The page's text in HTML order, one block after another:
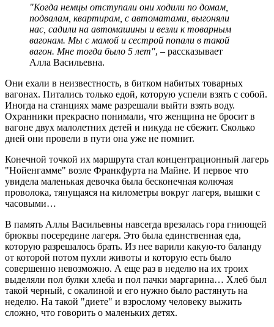
"Когда немцы отступали они ходили по домам,
подвалам, квартирам, с автоматами, выгоняли
нас, садили на автомашины и везли к товарным
вагонам. Мы с мамой и сестрой попали в такой
вагон. Мне тогда было 5 лет", – рассказывает
Алла Васильевна.
Они ехали в неизвестность, в битком набитых товарных
вагонах. Питались только едой, которую успели взять с собой.
Иногда на станциях маме разрешали выйти взять воду.
Охранники прекрасно понимали, что женщина не бросит в
вагоне двух малолетних детей и никуда не сбежит. Сколько
дней они провели в пути она уже не помнит.
Конечной точкой их маршрута стал концентрационный лагерь
"Нойенгамме" возле Франкфурта на Майне. И первое что
увидела маленькая девочка была бесконечная колючая
проволока, тянущаяся на километры вокруг лагеря, вышки с
часовыми…
В память Аллы Васильевны навсегда врезалась гора гниющей
брюквы посередине лагеря. Это была единственная еда,
которую разрешалось брать. Из нее варили какую-то баланду
от которой потом пухли животы и которую есть было
совершенно невозможно. А еще раз в неделю на их троих
выделяли пол булки хлеба и пол пачки маргарина… Хлеб был
такой черный, с окалиной и его нужно было растянуть на
неделю. На такой "диете" и взрослому человеку выжить
сложно, что говорить о маленьких детях.